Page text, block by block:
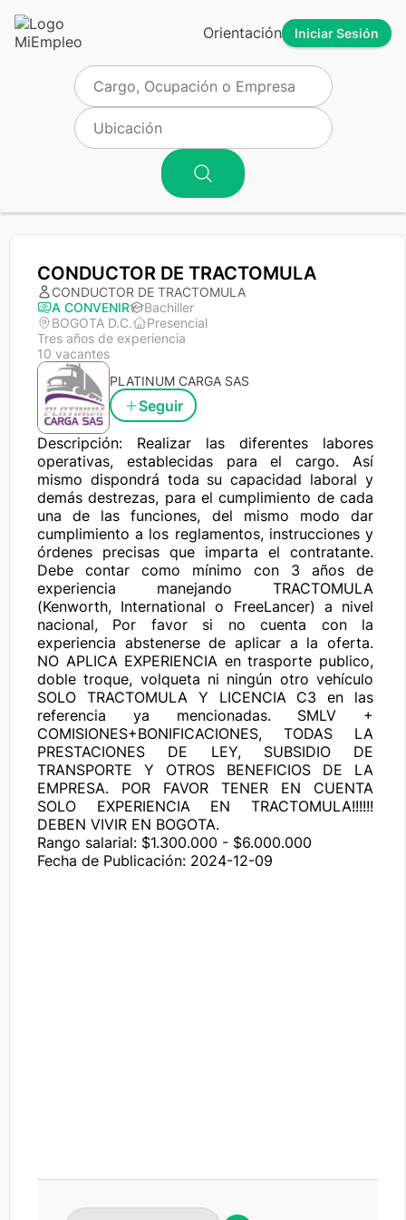
Orientación Iniciar Sesión
CONDUCTOR DE TRACTOMULA
CONDUCTOR DE TRACTOMULA
A CONVENIR
Bachiller
BOGOTA D.C.
Presencial
Tres años de experiencia
10 vacantes
PLATINUM CARGA SAS
Seguir
Descripción: Realizar las diferentes labores
operativas, establecidas para el cargo. Así
mismo dispondrá toda su capacidad laboral y
demás destrezas, para el cumplimiento de cada
una de las funciones, del mismo modo dar
cumplimiento a los reglamentos, instrucciones y
órdenes precisas que imparta el contratante.
Debe contar como mínimo con 3 años de
experiencia manejando TRACTOMULA
(Kenworth, International o FreeLancer) a nivel
nacional, Por favor si no cuenta con la
experiencia abstenerse de aplicar a la oferta.
NO APLICA EXPERIENCIA en trasporte publico,
doble troque, volqueta ni ningún otro vehículo
SOLO TRACTOMULA Y LICENCIA C3 en las
referencia ya mencionadas. SMLV +
COMISIONES+BONIFICACIONES, TODAS LA
PRESTACIONES DE LEY, SUBSIDIO DE
TRANSPORTE Y OTROS BENEFICIOS DE LA
EMPRESA. POR FAVOR TENER EN CUENTA
SOLO EXPERIENCIA EN TRACTOMULA!!!!!!
DEBEN VIVIR EN BOGOTA.
Rango salarial: $1.300.000 - $6.000.000
Fecha de Publicación: 2024-12-09